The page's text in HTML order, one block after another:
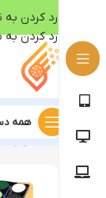
رد کردن به
رد کردن به
همه
خانه لوازم